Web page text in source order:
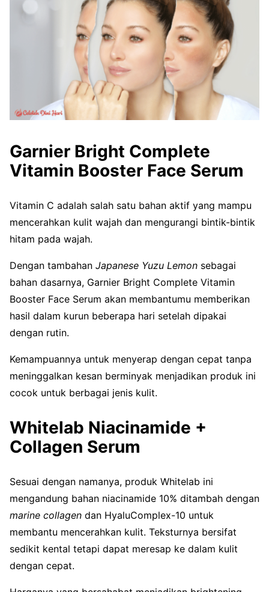
Garnier Bright Complete
Vitamin Booster Face Serum
Vitamin C adalah salah satu bahan aktif yang mampu
mencerahkan kulit wajah dan mengurangi bintik-bintik
hitam pada wajah.
Dengan tambahan Japanese Yuzu Lemon sebagai
bahan dasarnya, Garnier Bright Complete Vitamin
Booster Face Serum akan membantumu memberikan
hasil dalam kurun beberapa hari setelah dipakai
dengan rutin.
Kemampuannya untuk menyerap dengan cepat tanpa
meninggalkan kesan berminyak menjadikan produk ini
cocok untuk berbagai jenis kulit.
Whitelab Niacinamide +
Collagen Serum
Sesuai dengan namanya, produk Whitelab ini
mengandung bahan niacinamide 10% ditambah dengan
marine collagen dan HyaluComplex-10 untuk
membantu mencerahkan kulit. Teksturnya bersifat
sedikit kental tetapi dapat meresap ke dalam kulit
dengan cepat.